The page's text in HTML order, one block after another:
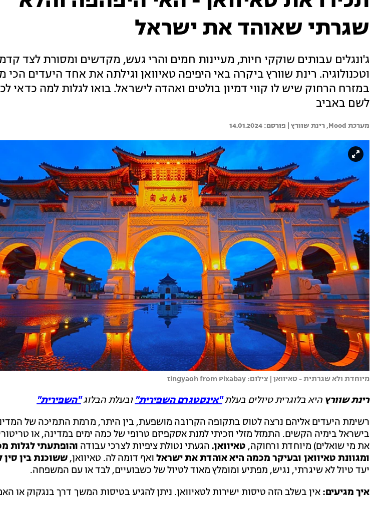
שגרתי שאוהד את ישראל
ג'ונגלים עבותים שוקקי חיות, מעיינות חמים והרי געש, מקדשים ומסורת לצד
וטכנולוגיה. רינת שוורץ ביקרה באי היפיפה טאיוואן וגילתה את אחד היעדים הכי
במזרח הרחוק שיש לו קווי דמיון בולטים ואהדה לישראל. בואו לגלות למה כדאי
לשם באביב
מערכת Mood, רינת שוורץ | 14.01.2024
מיוחדת ולא שגרתית - טאיוואן | צילום: tingyaoh from Pixabay
רינת שוורץ היא בלוגרית טיולים בעלת"אינסטגרם השפירית"ובעלת הבלוג"השפירית"
רשימת היעדים אליהם נרצה לטוס בתקופה הקרובה מושפעת, בין היתר, מרמת התמיכה של
בישראל בימיה הקשים. התמזל מזלי וזכיתי למנת אסקפיזם טרופי של כמה ימים במדינה, או
את מי שואלים) מיוחדת ורחוקה, טאיוואן. הגעתי נטולת ציפיות לצרכי עבודה והופתעתי לגלות
ומגוונת טאיוואן ובעיקר מכמה היא אוהדת את ישראל ואף דומה לה. טאיוואן,ששוכנת בין סין
יעד טיול לא שיגרתי, נגיש, מפתיע ומומלץ מאוד לטיול של כשבועיים, לבד או עם המשפחה.
איך מגיעים: אין בשלב הזה טיסות ישירות לטאיוואן. ניתן להגיע בטיסות המשך דרך בנגקוק או